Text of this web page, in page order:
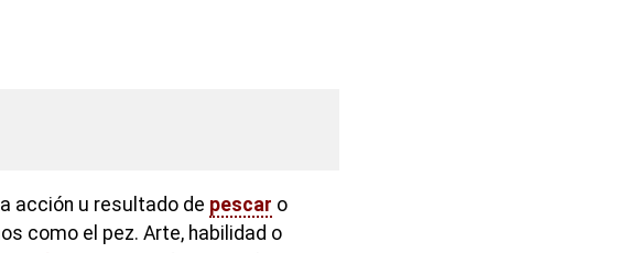
acción u resultado de pescar o
como el pez. Arte, habilidad o